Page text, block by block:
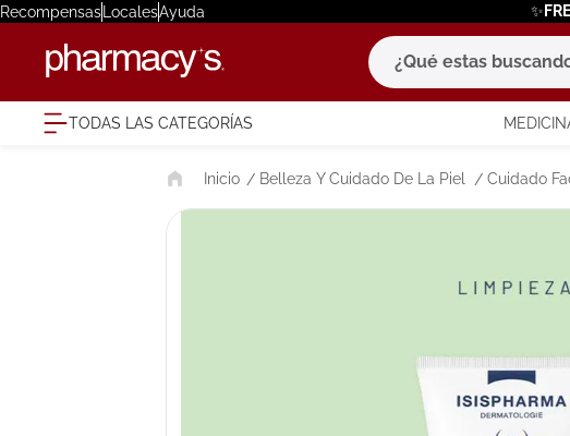
RecompensasLocalesAyuda
¿Qué estas buscando?
TODAS LAS CATEGORÍAS
Belleza Y Cuidado De La Piel Cuidado
términos más
1 . eucerin
pilexil
6. degraler
isdin